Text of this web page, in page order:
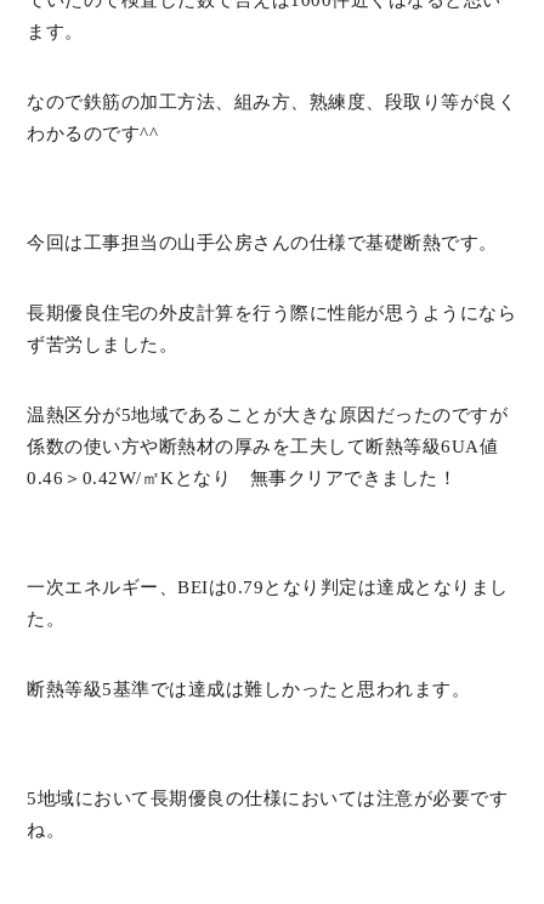
ます。
なので鉄筋の加工方法、組み方、熟練度、段取り等が良く
わかるのです^^
今回は工事担当の山手公房さんの仕様で基礎断熱です。
長期優良住宅の外皮計算を行う際に性能が思うようになら
ず苦労しました。
温熱区分が5地域であることが大きな原因だったのですが
係数の使い方や断熱材の厚みを工夫して断熱等級6UA値
0.46＞0.42W/㎡Kとなり 無事クリアできました！
一次エネルギー、BEIは0.79となり判定は達成となりまし
た。
断熱等級5基準では達成は難しかったと思われます。
5地域において長期優良の仕様においては注意が必要です
ね。